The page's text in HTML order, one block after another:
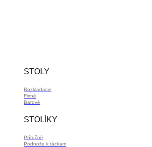
STOLY
Rozkladacie
Fixné
Barové
STOLÍKY
Príručné
Podnože k táckam